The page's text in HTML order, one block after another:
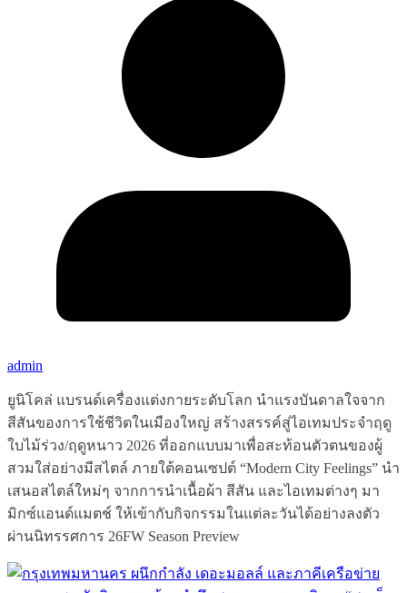
admin
ยูนิโคล่ แบรนด์เครื่องแต่งกายระดับโลก นำแรงบันดาลใจจาก
สีสันของการใช้ชีวิตในเมืองใหญ่ สร้างสรรค์สู่ไอเทมประจำฤดู
ใบไม้ร่วง/ฤดูหนาว 2026 ที่ออกแบบมาเพื่อสะท้อนตัวตนของผู้
สวมใส่อย่างมีสไตล์ ภายใต้คอนเซปต์ “Modern City Feelings” นำ
เสนอสไตล์ใหม่ๆ จากการนำเนื้อผ้า สีสัน และไอเทมต่างๆ มา
มิกซ์แอนด์แมตช์ ให้เข้ากับกิจกรรมในแต่ละวันได้อย่างลงตัว
ผ่านนิทรรศการ 26FW Season Preview